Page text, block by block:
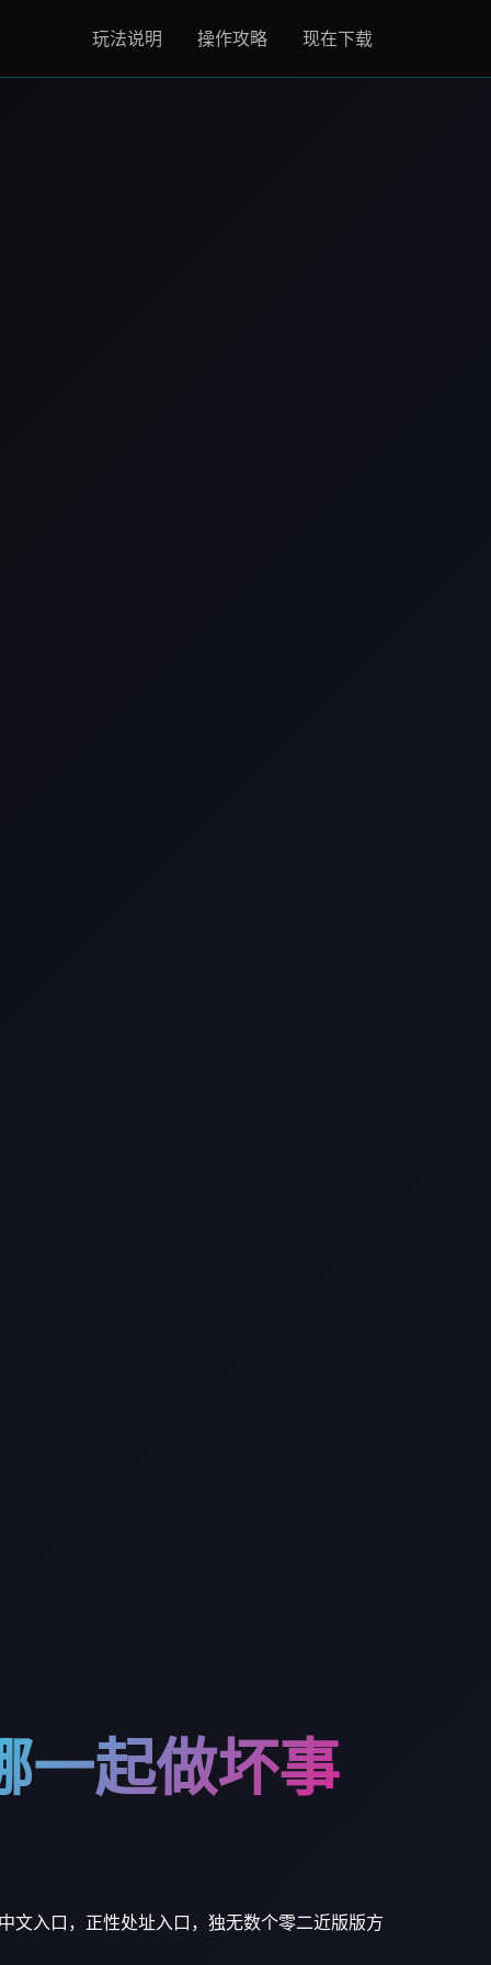
玩法说明 操作攻略 现在下载
一起做坏事
文入口，正性处址入口，独无数个零二近版版方